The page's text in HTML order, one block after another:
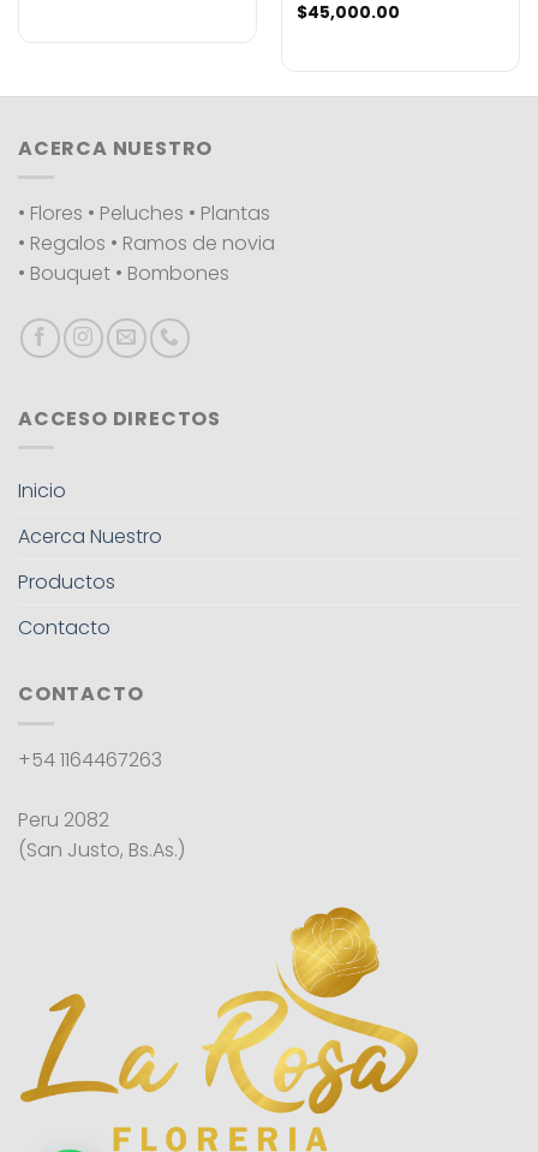
$45,000.00
ACERCA NUESTRO
• Flores • Peluches • Plantas
• Regalos • Ramos de novia
• Bouquet • Bombones
ACCESO DIRECTOS
Inicio
Acerca Nuestro
Productos
Contacto
CONTACTO
+54 1164467263
Peru 2082
(San Justo, Bs.As.)